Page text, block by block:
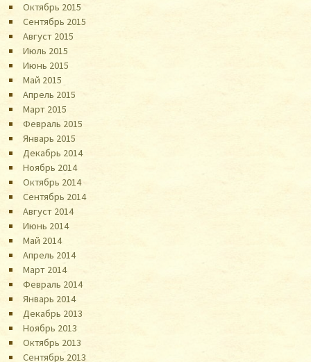
Октябрь 2015
Сентябрь 2015
Август 2015
Июль 2015
Июнь 2015
Май 2015
Апрель 2015
Март 2015
Февраль 2015
Январь 2015
Декабрь 2014
Ноябрь 2014
Октябрь 2014
Сентябрь 2014
Август 2014
Июнь 2014
Май 2014
Апрель 2014
Март 2014
Февраль 2014
Январь 2014
Декабрь 2013
Ноябрь 2013
Октябрь 2013
Сентябрь 2013